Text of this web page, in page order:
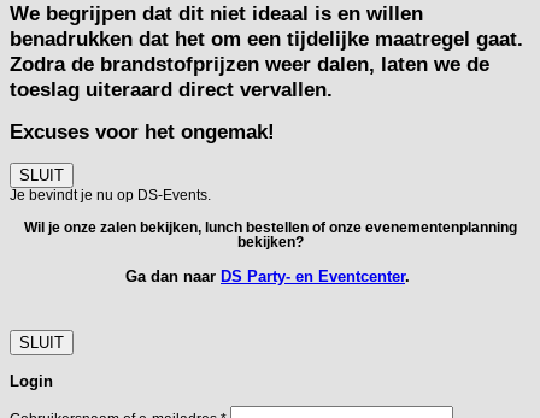
We begrijpen dat dit niet ideaal is en willen
benadrukken dat het om een tijdelijke maatregel gaat.
Zodra de brandstofprijzen weer dalen, laten we de
toeslag uiteraard direct vervallen.
Excuses voor het ongemak!
SLUIT
Je bevindt je nu op DS-Events.
Wil je onze zalen bekijken, lunch bestellen of onze evenementenplanning
bekijken?
Ga dan naar DS Party- en Eventcenter.
SLUIT
Login
Vereist